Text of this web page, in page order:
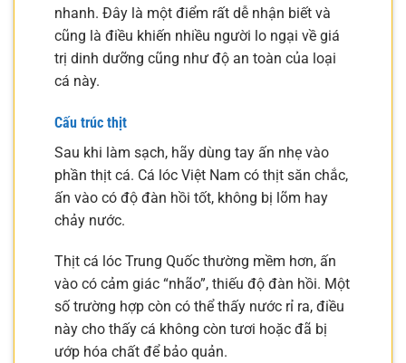
nhanh. Đây là một điểm rất dễ nhận biết và
cũng là điều khiến nhiều người lo ngại về giá
trị dinh dưỡng cũng như độ an toàn của loại
cá này.
Cấu trúc thịt
Sau khi làm sạch, hãy dùng tay ấn nhẹ vào
phần thịt cá. Cá lóc Việt Nam có thịt săn chắc,
ấn vào có độ đàn hồi tốt, không bị lõm hay
chảy nước.
Thịt cá lóc Trung Quốc thường mềm hơn, ấn
vào có cảm giác “nhão”, thiếu độ đàn hồi. Một
số trường hợp còn có thể thấy nước rỉ ra, điều
này cho thấy cá không còn tươi hoặc đã bị
ướp hóa chất để bảo quản.